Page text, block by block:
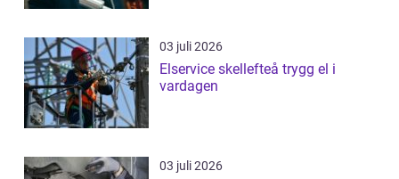
03 juli 2026
Elservice skellefteå trygg el i
vardagen
03 juli 2026